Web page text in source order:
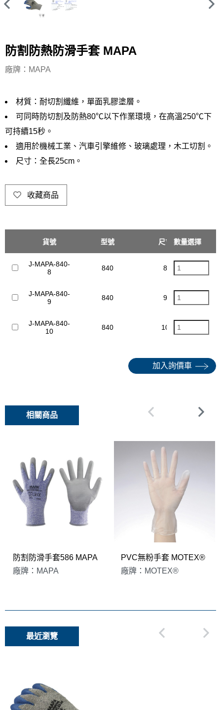
防割防熱防滑手套 MAPA
廠牌：MAPA
材質：耐切割纖維，單面乳膠塗層。
可同時防切割及防熱80℃以下作業環境，在高溫250℃下
可持續15秒。
適用於機械工業、汽車引擎維修、玻璃處理，木工切割。
尺寸：全長25cm。
收藏商品
貨號 型號 尺寸 數量選擇
J-MAPA-840-
8
840 8
J-MAPA-840-
9
840 9
J-MAPA-840-
10
840 10
加入詢價車
相關商品
防割防滑手套586 MAPA
廠牌：MAPA
PVC無粉手套 MOTEX®
廠牌：MOTEX®
最近瀏覽